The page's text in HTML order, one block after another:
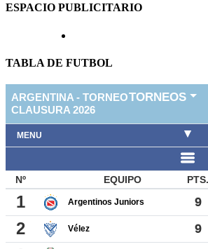
ESPACIO PUBLICITARIO
TABLA DE FUTBOL